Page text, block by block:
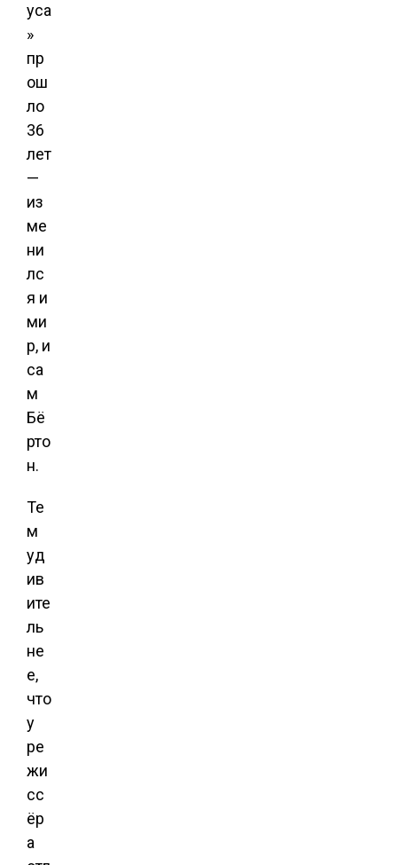
уса
»
пр
ош
ло
36
лет
—
из
ме
ни
лс
я и
ми
р, и
са
м
Бё
рто
н.
Те
м
уд
ив
ите
ль
не
е,
что
у
ре
жи
сс
ёр
а